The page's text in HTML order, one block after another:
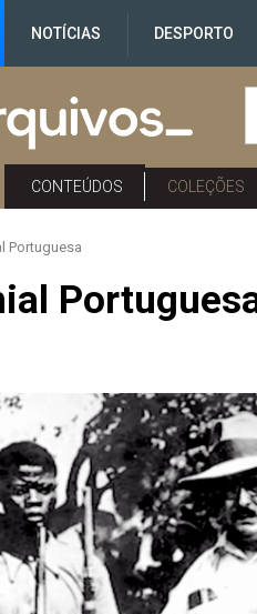
NOTÍCIAS DESPORTO
CONTEÚDOS COLEÇÕES
Portuguesa